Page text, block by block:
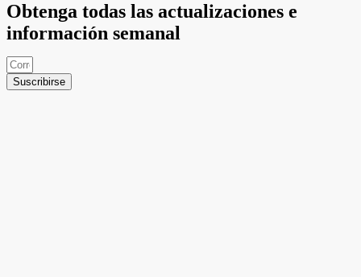
Obtenga todas las actualizaciones e
información semanal
Suscribirse